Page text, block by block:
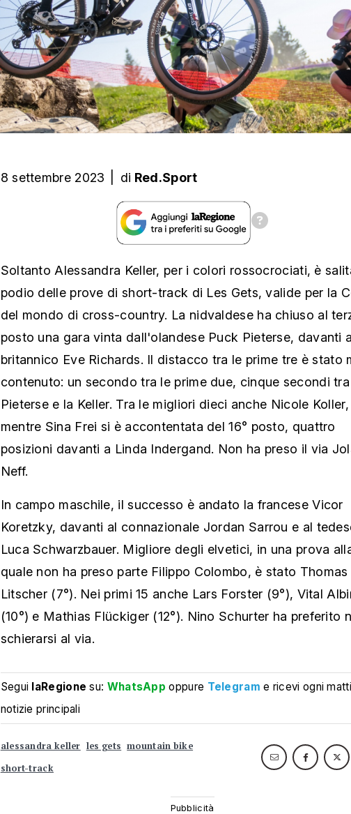
8 settembre 2023 di Red.Sport
Soltanto Alessandra Keller, per i colori rossocrociati, è
podio delle prove di short-track di Les Gets, valide per la
del mondo di cross-country. La nidvaldese ha chiuso al
posto una gara vinta dall'olandese Puck Pieterse, davanti
britannico Eve Richards. Il distacco tra le prime tre è stato
contenuto: un secondo tra le prime due, cinque secondi
Pieterse e la Keller. Tra le migliori dieci anche Nicole Koller,
mentre Sina Frei si è accontentata del 16° posto, quattro
posizioni davanti a Linda Indergand. Non ha preso il via
Neff.
In campo maschile, il successo è andato la francese Vicor
Koretzky, davanti al connazionale Jordan Sarrou e al
Luca Schwarzbauer. Migliore degli elvetici, in una prova
quale non ha preso parte Filippo Colombo, è stato Thomas
Litscher (7°). Nei primi 15 anche Lars Forster (9°), Vital
(10°) e Mathias Flückiger (12°). Nino Schurter ha preferito
schierarsi al via.
Segui laRegione su: WhatsApp oppure Telegram e ricevi ogni
notizie principali
alessandra keller les gets mountain bike
short-track